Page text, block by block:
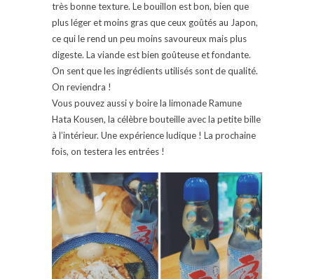
très bonne texture. Le bouillon est bon, bien que
plus léger et moins gras que ceux goûtés au Japon,
ce qui le rend un peu moins savoureux mais plus
digeste. La viande est bien goûteuse et fondante.
On sent que les ingrédients utilisés sont de qualité.
On reviendra !
Vous pouvez aussi y boire la limonade Ramune
Hata Kousen, la célèbre bouteille avec la petite bille
à l’intérieur. Une expérience ludique ! La prochaine
fois, on testera les entrées !